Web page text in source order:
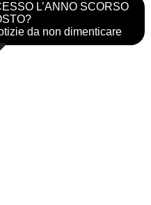
L’ANNO SCORSO
da non dimenticare